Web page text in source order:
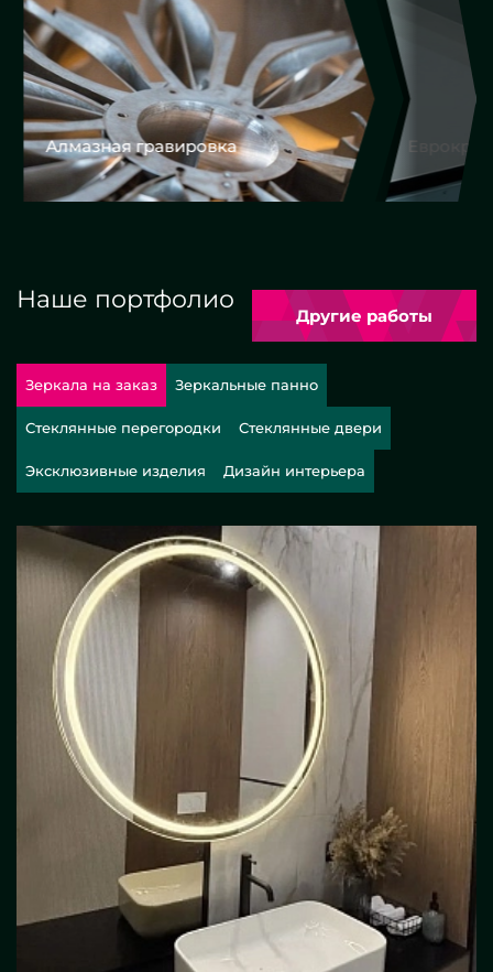
Алмазная гравировка
Наше портфолио
Другие работы
Зеркала на заказ Зеркальные панно
Стеклянные перегородки Стеклянные двери
Эксклюзивные изделия Дизайн интерьера